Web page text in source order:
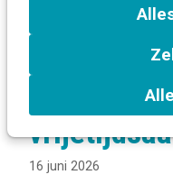
Starten
meer
16 juni 2026